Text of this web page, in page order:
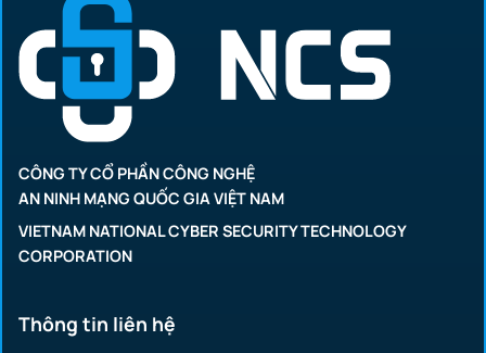
CÔNG TY CỔ PHẦN CÔNG NGHỆ
AN NINH MẠNG QUỐC GIA VIỆT NAM
VIETNAM NATIONAL CYBER SECURITY TECHNOLOGY
CORPORATION
Thông tin liên hệ